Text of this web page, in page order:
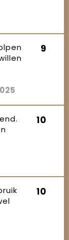
9
10
10